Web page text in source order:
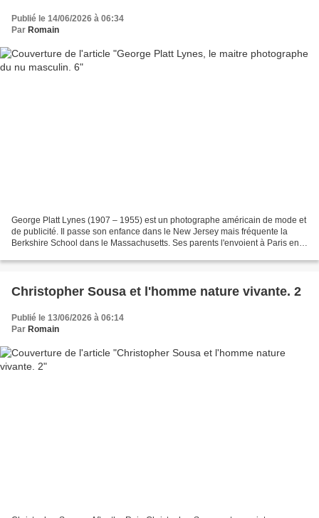
Publié le 14/06/2026 à 06:34
Par Romain
George Platt Lynes (1907 – 1955) est un photographe américain de mode et
de publicité. Il passe son enfance dans le New Jersey mais fréquente la
Berkshire School dans le Massachusetts. Ses parents l'envoient à Paris en
Christopher Sousa et l'homme nature vivante. 2
Publié le 13/06/2026 à 06:14
Par Romain